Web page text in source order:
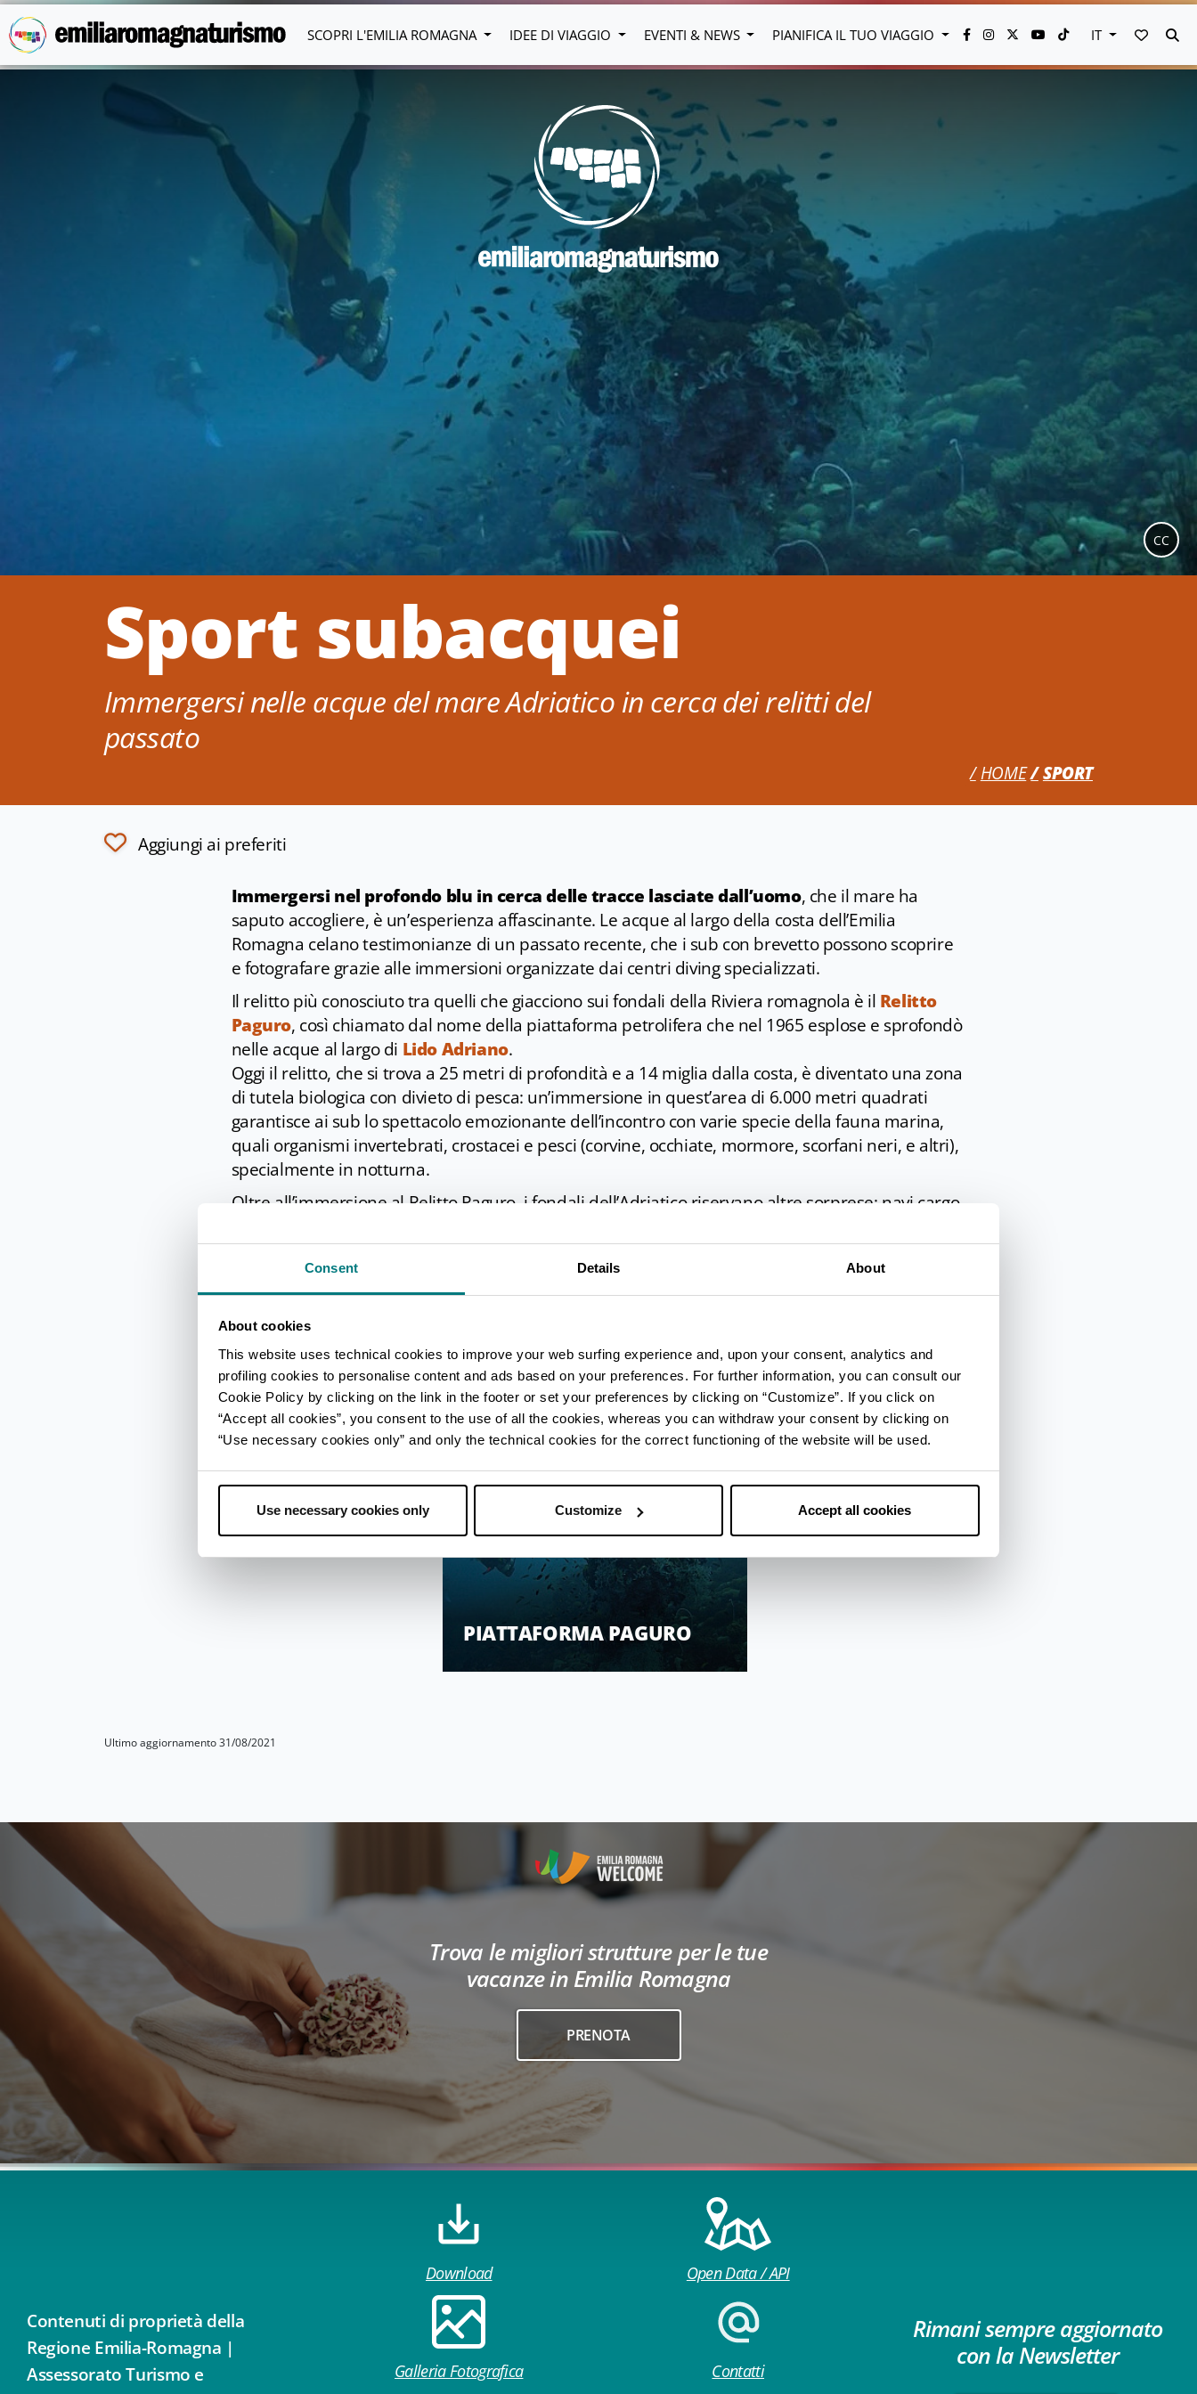
Consent Details About
About cookies
This website uses technical cookies to improve your web surfing experience and, upon your consent, analytics and
profiling cookies to personalise content and ads based on your preferences. For further information, you can consult our
Cookie Policy by clicking on the link in the footer or set your preferences by clicking on “Customize”. If you click on
“Accept all cookies”, you consent to the use of all the cookies, whereas you can withdraw your consent by clicking on
“Use necessary cookies only” and only the technical cookies for the correct functioning of the website will be used.
Use necessary cookies only Customize Accept all cookies
Vai al contenuto principale
SCOPRI L'EMILIA ROMAGNA IDEE DI VIAGGIO EVENTI & NEWS PIANIFICA IL TUO VIAGGIO IT VAI AI
Sport subacquei
Immergersi nelle acque del mare Adriatico in cerca dei relitti del
passato
HOME SPORT
CC
Aggiungi ai preferiti
Immergersi nel profondo blu in cerca delle tracce lasciate dall’uomo, che il mare ha
saputo accogliere, è un’esperienza affascinante. Le acque al largo della costa dell’Emilia
Romagna celano testimonianze di un passato recente, che i sub con brevetto possono scoprire
e fotografare grazie alle immersioni organizzate dai centri diving specializzati.
Il relitto più conosciuto tra quelli che giacciono sui fondali della Riviera romagnola è il Relitto
Paguro, così chiamato dal nome della piattaforma petrolifera che nel 1965 esplose e sprofondò
nelle acque al largo di Lido Adriano.
Oggi il relitto, che si trova a 25 metri di profondità e a 14 miglia dalla costa, è diventato una zona
di tutela biologica con divieto di pesca: un’immersione in quest’area di 6.000 metri quadrati
garantisce ai sub lo spettacolo emozionante dell’incontro con varie specie della fauna marina,
quali organismi invertebrati, crostacei e pesci (corvine, occhiate, mormore, scorfani neri, e altri),
specialmente in notturna.
Oltre all’immersione al Relitto Paguro, i fondali dell’Adriatico riservano altre sorprese: navi cargo,
Una storia molto particolare è quella dell’immersione all’
, una piattaforma
varie tematiche legate al mondo sottomarino, come la marina militare e il lavoro subacqueo,
attraverso una varietà di materiali, attrezzature, stampe, diorama e pannelli esplicativi.
PIATTAFORMA PAGURO
Ultimo aggiornamento 31/08/2021
Trova le migliori strutture per le tue
vacanze in Emilia Romagna
PRENOTA
Contenuti di proprietà della
Regione Emilia-Romagna |
Assessorato Turismo e
Download Open Data / API
Galleria Fotografica Contatti
Rimani sempre aggiornato
con la Newsletter